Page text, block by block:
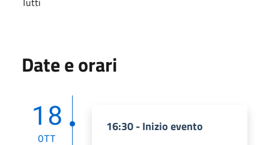
Date e orari
18
OTT
16:30 - Inizio evento